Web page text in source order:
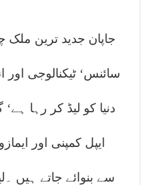
جاپان جدید ترین ملک
سائنس‘ ٹیکنالوجی اور
دنیا کو لیڈ کر رہا
ایپل کمپنی اور
سے بنوائے جاتے ہیں